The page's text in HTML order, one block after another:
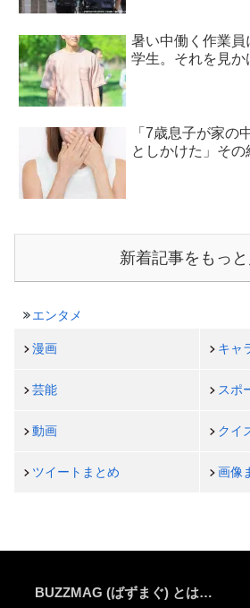
暑い中働く作業員
学生。それを見か
「7歳息子が家の
としかけた」そ
新着記事をもっ
エンタメ
漫画 キャ
芸能 スポ
動画 クイ
ツイートまとめ 画像
BUZZMAG (ばずまぐ) とは…